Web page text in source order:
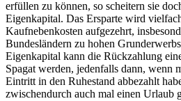
erfüllen zu können, so scheitern sie
Eigenkapital. Das Ersparte wird
Kaufnebenkosten aufgezehrt,
Bundesländern zu hohen
Eigenkapital kann die Rückzahlung
Spagat werden, jedenfalls dann, wenn
Eintritt in den Ruhestand abbezahlt
zwischendurch auch mal einen Urlaub